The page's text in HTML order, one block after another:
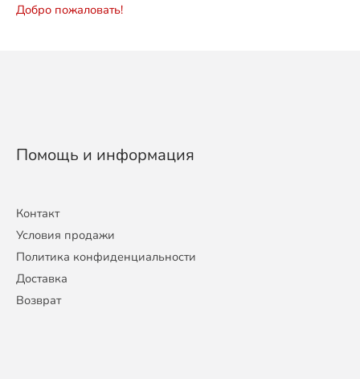
Добро пожаловать!
Помощь и информация
Контакт
Условия продажи
Политика конфиденциальности
Доставка
Возврат